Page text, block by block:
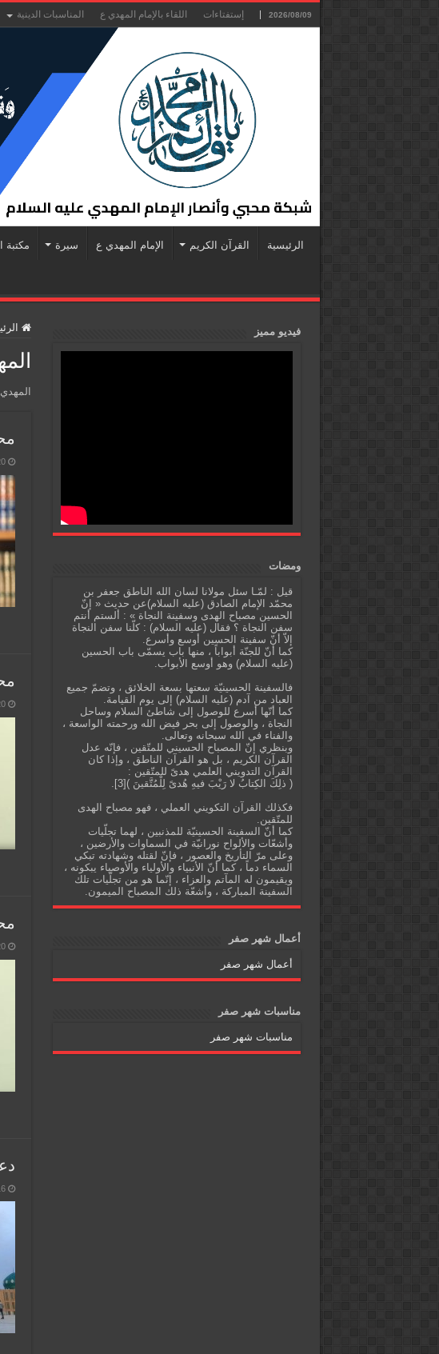
2026/08/09 إستفتاءات اللقاء بالإمام المهدي ع المناسبات الدينية
الرئيسية القرآن الكريم الإمام المهدي ع سيرة مكتبة
فيديو مميز
ومضات
قيل : لمّـا سئل مولانا لسان الله الناطق جعفر بن
محمّد الإمام الصادق (عليه السلام)عن حديث « إنّ
الحسين مصباح الهدى وسفينة النجاة » : ألستم أنتم
سفن النجاة ؟ فقال (عليه السلام) : كلّنا سفن النجاة
إلاّ أنّ سفينة الحسين أوسع وأسرع.
كما أنّ للجنّة أبواباً ، منها باب يسمّى باب الحسين
(عليه السلام) وهو أوسع الأبواب.
فالسفينة الحسينيّة سعتها بسعة الخلائق ، وتضمّ جميع
العباد من آدم (عليه السلام) إلى يوم القيامة.
كما أنّها أسرع للوصول إلى شاطئ السلام وساحل
النجاة ، والوصول إلى بحر فيض الله ورحمته الواسعة ،
والفناء في الله سبحانه وتعالى.
وبنظري إنّ المصباح الحسيني للمتّقين ، فإنّه عدل
القرآن الكريم ، بل هو القرآن الناطق ، وإذا كان
القرآن التدويني العلمي هدىً للمتّقين :
( ذلِكَ الكِتابُ لا رَيْبَ فيهِ هُدىً لِلْمُتَّقينَ )[3].
فكذلك القرآن التكويني العملي ، فهو مصباح الهدى
للمتّقين.
كما أنّ السفينة الحسينيّة للمذنبين ، لهما تجلّيات
وأشعّات والألواح نورانيّة في السماوات والأرضين ،
وعلى مرّ التأريخ والعصور ، فإنّ لقتله وشهادته تبكي
السماء دماً ، كما أنّ الأنبياء والأولياء والأوصياء يبكونه ،
ويقيمون له المآتم والعزاء ، إنّما هو من تجلّيات تلك
السفينة المباركة ، وأشعّة ذلك المصباح الميمون.
أعمال شهر صفر
أعمال شهر صفر
مناسبات شهر صفر
مناسبات شهر صفر